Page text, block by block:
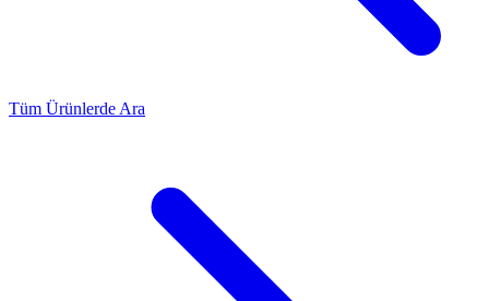
Tüm Ürünlerde Ara